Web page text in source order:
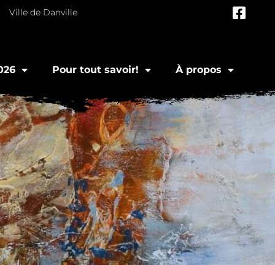
Ville de Danville
Pour tout savoir! À propos